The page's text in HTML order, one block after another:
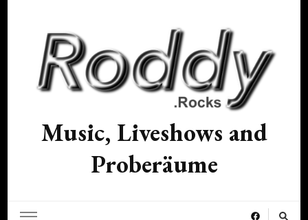
Music, Liveshows and
Proberäume